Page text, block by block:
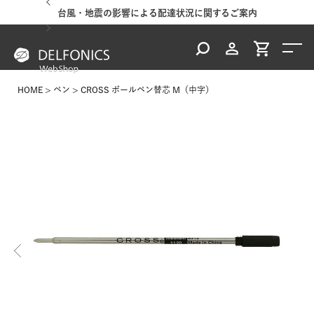
台風・地震の影響による配達状況に関するご案内
HOME ペン CROSS ボールペン替芯 M（中字）